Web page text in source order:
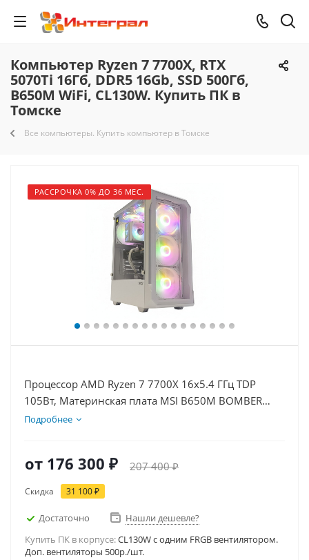
Компьютер Ryzen 7 7700X, RTX
5070Ti 16Гб, DDR5 16Gb, SSD 500Гб,
B650M WiFi, CL130W. Купить ПК в
Томске
Все компьютеры. Купить компьютер в Томске
РАССРОЧКА 0% ДО 36 МЕС.
Процессор AMD Ryzen 7 7700X 16x5.4 ГГц TDP
105Вт, Материнская плата MSI B650M BOMBER
WIFI, Видеокарта RTX 5070Ti 16Гб, Память
Подробнее
от 176 300 ₽ 207 400 ₽
Скидка 31 100 ₽
Достаточно
Нашли дешевле?
Купить ПК в корпусе:CL130W c одним FRGB вентилятором.
Доп. вентиляторы 500р./шт.